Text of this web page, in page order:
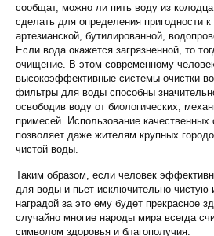
сообщат, можно ли пить воду из
сделать для определения пригодности
артезианской, бутилированной,
Если вода окажется загрязненной, то
очищение. В этом современному
высокоэффективные системы очистки
фильтры для воды способны
освободив воду от биологических,
примесей. Использование
позволяет даже жителям крупных
чистой воды.
Таким образом, если человек
для воды и пьет исключительно чистую
наградой за это ему будет прекрасное
случайно многие народы мира всегда
символом здоровья и благополучия.